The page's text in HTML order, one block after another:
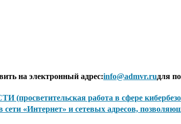
на электронный адрес:info@admvr.ruдля
работа в сфере
«Интернет» и сетевых адресов,